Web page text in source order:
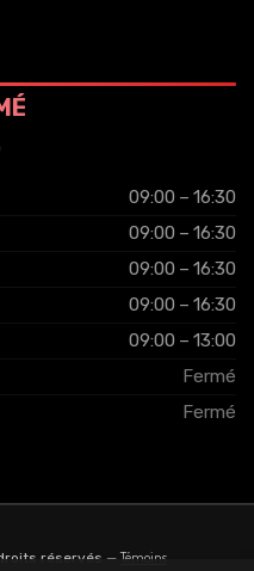
09:00 – 16:30
09:00 – 16:30
09:00 – 16:30
09:00 – 16:30
09:00 – 13:00
Fermé
Fermé
réservés — Témoins